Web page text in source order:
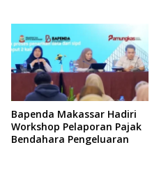
Bapenda Makassar Hadiri
Workshop Pelaporan Pajak
Bendahara Pengeluaran